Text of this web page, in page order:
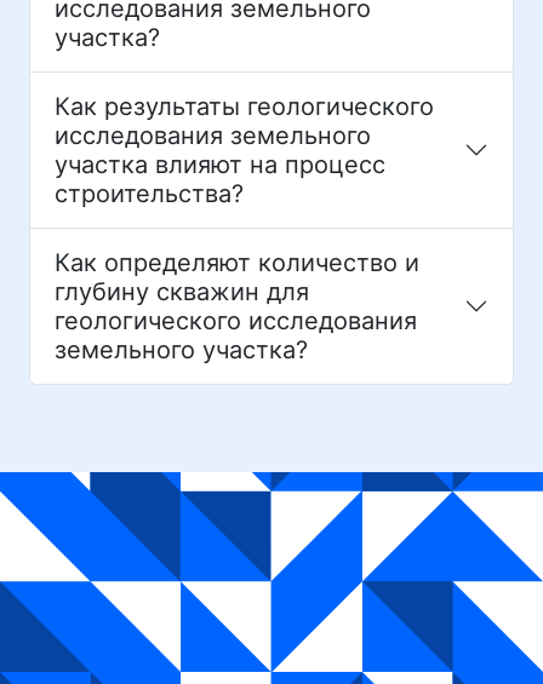
исследования земельного
участка?
Как результаты геологического
исследования земельного
участка влияют на процесс
строительства?
Как определяют количество и
глубину скважин для
геологического исследования
земельного участка?